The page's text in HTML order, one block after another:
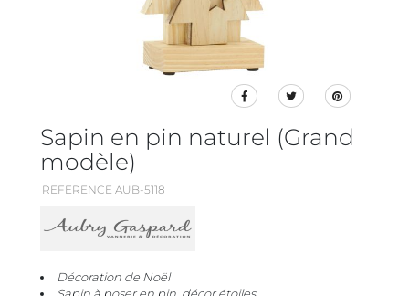
Sapin en pin naturel (Grand
modèle)
REFERENCE AUB-5118
Décoration de Noël